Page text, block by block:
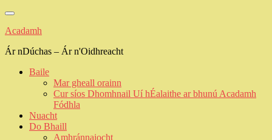
Skip
content
Acadamh
Ár nDúchas – Ár n'Oidhreacht
Baile
Mar gheall orainn
Cur síos Dhomhnail Uí hÉalaithe ar bhunú Acadamh
Fódhla
Nuacht
Do Bhaill
Amhránnaiocht